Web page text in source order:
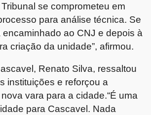
se comprometeu em
para análise técnica. Se
ao CNJ e depois à
criação da unidade”, afirmou.
Renato Silva, ressaltou
instituições e reforçou a
vara para a cidade.“É uma
para Cascavel. Nada